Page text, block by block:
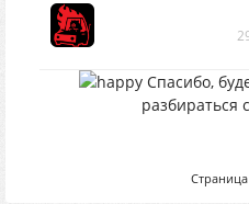
Спасибо,
разбираться
Страница